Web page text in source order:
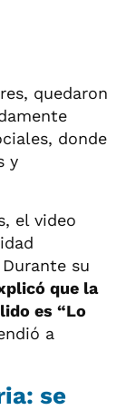
quedaron
donde
y
el video
su
que la
es “Lo
a
se